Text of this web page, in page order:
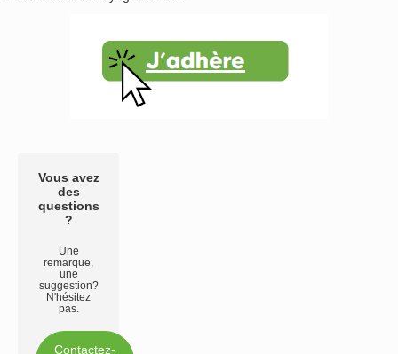
Vous avez
des
questions
?
Une
remarque,
une
suggestion?
N'hésitez
pas.
Contactez-